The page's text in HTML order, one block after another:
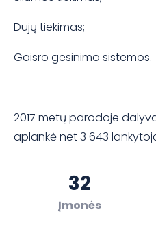
Dujų tiekimas;
Gaisro gesinimo sistemos.
2017 metų parodoje
aplankė net 3 643
32
Įmonės